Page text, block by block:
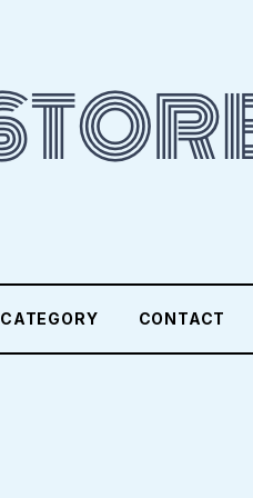
CATEGORY CONTACT